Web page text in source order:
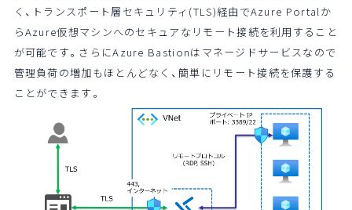
く、トランスポート層セキュリティ(TLS)経由でAzure Portalか
らAzure仮想マシンへのセキュアなリモート接続を利用すること
が可能です。さらにAzure Bastionはマネージドサービスなので
管理負荷の増加もほとんどなく、簡単にリモート接続を保護する
ことができます。